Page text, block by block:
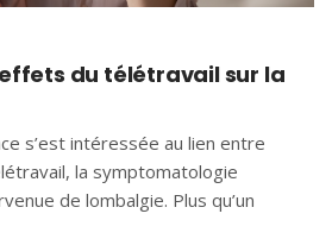
du télétravail sur la
s’est intéressée au lien entre
la symptomatologie
de lombalgie. Plus qu’un